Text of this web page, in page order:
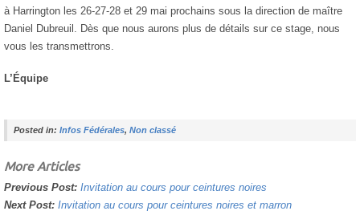
à Harrington les 26-27-28 et 29 mai prochains sous la direction de maître
Daniel Dubreuil. Dès que nous aurons plus de détails sur ce stage, nous
vous les transmettrons.
L’Équipe
Posted in:Infos Fédérales,Non classé
More Articles
Previous Post: Invitation au cours pour ceintures noires
Next Post: Invitation au cours pour ceintures noires et marron